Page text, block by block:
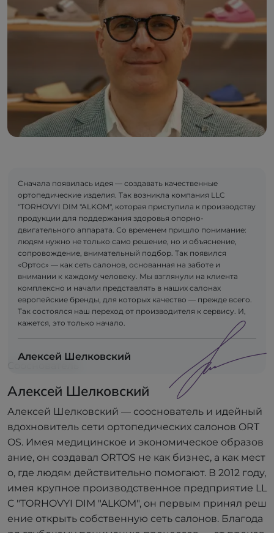
Сначала появилась идея — создавать качественные
ортопедические изделия. Так возникла компания LLC
"TORHOVYI DIM "ALKOM", которая приступила к производству
продукции для поддержания здоровья опорно-
двигательного аппарата. Со временем пришло понимание:
людям нужно не только само решение, но и объяснение,
сопровождение, внимательный подбор. Так появился
«Ортос» — как сеть салонов, основанная на заботе и
внимании к каждому человеку. Мы взглянули на клиента
комплексно и начали представлять в наших салонах
европейские бренды, для которых качество — прежде всего.
Так состоялся наш переход от производителя к сервису. И,
кажется, это только начало.
Алексей Шелковский
Алексей Шелковский
Алексей Шелковский — сооснователь и идейный
вдохновитель сети ортопедических салонов ORT
OS. Имея медицинское и экономическое образов
ание, он создавал ORTOS не как бизнес, а как мест
о, где людям действительно помогают. В 2012 году,
имея крупное производственное предприятие LL
C "TORHOVYI DIM "ALKOM", он первым принял реш
ение открыть собственную сеть салонов. Благода